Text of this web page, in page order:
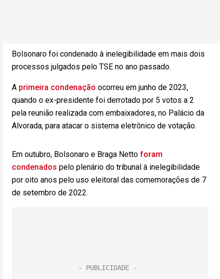
Bolsonaro foi condenado à inelegibilidade em mais dois
processos julgados pelo TSE no ano passado.
A primeira condenação ocorreu em junho de 2023,
quando o ex-presidente foi derrotado por 5 votos a 2
pela reunião realizada com embaixadores, no Palácio da
Alvorada, para atacar o sistema eletrônico de votação.
Em outubro, Bolsonaro e Braga Netto foram
condenados pelo plenário do tribunal à inelegibilidade
por oito anos pelo uso eleitoral das comemorações de 7
de setembro de 2022.